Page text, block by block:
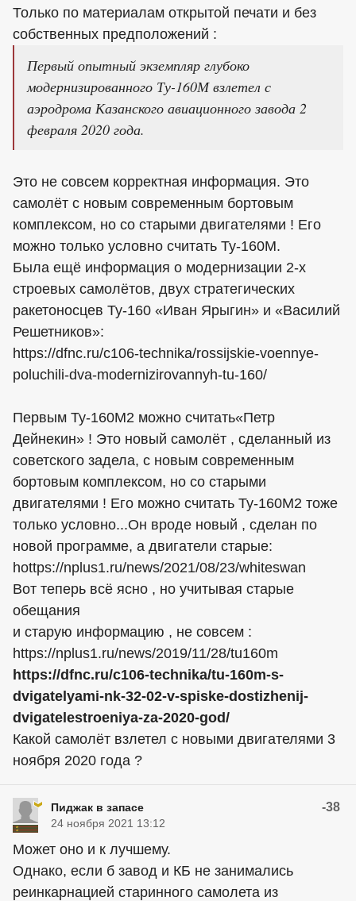
Только по материалам открытой печати и без
собственных предположений :
Первый опытный экземпляр глубоко
модернизированного Ту-160М взлетел с
аэродрома Казанского авиационного завода 2
февраля 2020 года.
Это не совсем корректная информация. Это
самолёт с новым современным бортовым
комплексом, но со старыми двигателями ! Его
можно только условно считать Ту-160М.
Была ещё информация о модернизации 2-х
строевых самолётов, двух стратегических
ракетоносцев Ту-160 «Иван Ярыгин» и «Василий
Решетников»:
https://dfnc.ru/c106-technika/rossijskie-voennye-
poluchili-dva-modernizirovannyh-tu-160/
Первым Ту-160М2 можно считать«Петр
Дейнекин» ! Это новый самолёт , сделанный из
советского задела, с новым современным
бортовым комплексом, но со старыми
двигателями ! Его можно считать Ту-160М2 тоже
только условно...Он вроде новый , сделан по
новой программе, а двигатели старые:
hоttps://nplus1.ru/news/2021/08/23/whiteswan
Вот теперь всё ясно , но учитывая старые
обещания
и старую информацию , не совсем :
https://nplus1.ru/news/2019/11/28/tu160m
https://dfnc.ru/c106-technika/tu-160m-s-
dvigatelyami-nk-32-02-v-spiske-dostizhenij-
dvigatelestroeniya-za-2020-god/
Какой самолёт взлетел с новыми двигателями 3
ноября 2020 года ?
Пиджак в запасе -38
24 ноября 2021 13:12
Может оно и к лучшему.
Однако, если б завод и КБ не занимались
реинкарнацией старинного самолета из